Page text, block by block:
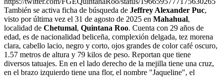
También se activa ficha de búsqueda de Jeffrey Alexander Puc,
visto por última vez el 31 de agosto de 2025 en Mahahual,
localidad de Chetumal, Quintana Roo. Cuenta con 29 años de
edad, es de nacionalidad beliceña, complexión delgada, tez morena
clara, cabello lacio, negro y corto, ojos grandes de color café oscuro,
1.57 metros de altura y 79 kilos de peso. Reportan que tiene
diversos tatuajes. En en el lado derecho de la mejilla tiene una cruz,
en el brazo izquierdo tiene una flor, el nombre "Jaqueline", el